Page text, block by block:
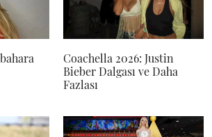
Coachella 2026: Justin
Bieber Dalgası ve Daha
Fazlası